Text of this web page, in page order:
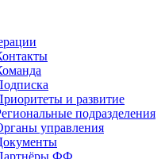
и развитие
подразделения
управления
ФФ